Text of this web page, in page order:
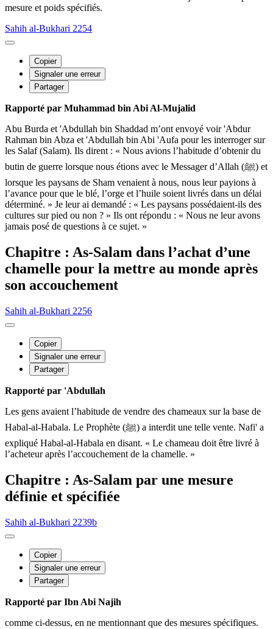
mesure et poids spécifiés.
Sahih al-Bukhari 2254
Copier
Signaler une erreur
Partager
Rapporté par Muhammad bin Abi Al-Mujalid
Abu Burda et 'Abdullah bin Shaddad m’ont envoyé voir 'Abdur
Rahman bin Abza et 'Abdullah bin Abi 'Aufa pour les interroger sur
les Salaf (Salam). Ils dirent : « Nous avions l’habitude d’obtenir du
butin de guerre lorsque nous étions avec le Messager d’Allah (ﷺ) et
lorsque les paysans de Sham venaient à nous, nous leur payions à
l’avance pour que le blé, l’orge et l’huile soient livrés dans un délai
déterminé. » Je leur ai demandé : « Les paysans possédaient-ils des
cultures sur pied ou non ? » Ils ont répondu : « Nous ne leur avons
jamais posé de questions à ce sujet. »
Chapitre : As-Salam dans l’achat d’une
chamelle pour la mettre au monde après
son accouchement
Sahih al-Bukhari 2256
Copier
Signaler une erreur
Partager
Rapporté par 'Abdullah
Les gens avaient l’habitude de vendre des chameaux sur la base de
Habal-al-Habala. Le Prophète (ﷺ) a interdit une telle vente. Nafi' a
expliqué Habal-al-Habala en disant. « Le chameau doit être livré à
l’acheteur après l’accouchement de la chamelle. »
Chapitre : As-Salam par une mesure
définie et spécifiée
Sahih al-Bukhari 2239b
Copier
Signaler une erreur
Partager
Rapporté par Ibn Abi Najih
comme ci-dessus, en ne mentionnant que des mesures spécifiques.